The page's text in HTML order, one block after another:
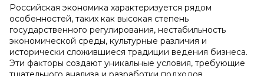
Российская экономика характеризуется рядом
особенностей, таких как высокая степень
государственного регулирования, нестабильность
экономической среды, культурные различия и
исторически сложившиеся традиции ведения бизнеса.
Эти факторы создают уникальные условия, требующие